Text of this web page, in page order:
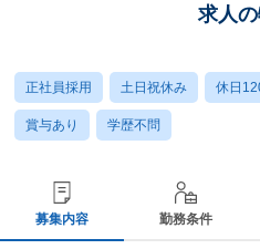
求人
正社員採用 土日祝休み 休日
賞与あり 学歴不問
募集内容 勤務条件